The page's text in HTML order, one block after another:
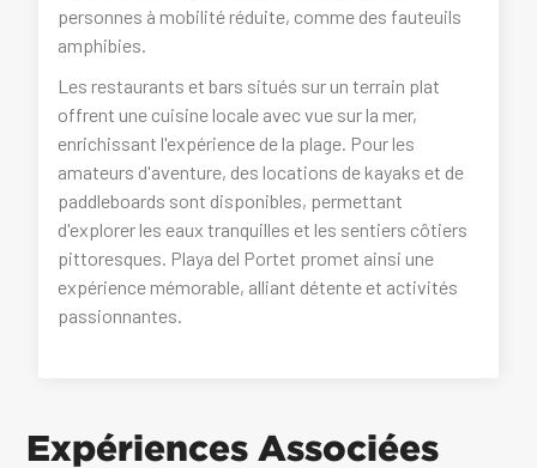
personnes à mobilité réduite, comme des fauteuils
amphibies.
Les restaurants et bars situés sur un terrain plat
offrent une cuisine locale avec vue sur la mer,
enrichissant l'expérience de la plage. Pour les
amateurs d'aventure, des locations de kayaks et de
paddleboards sont disponibles, permettant
d'explorer les eaux tranquilles et les sentiers côtiers
pittoresques. Playa del Portet promet ainsi une
expérience mémorable, alliant détente et activités
passionnantes.
Expériences Associées